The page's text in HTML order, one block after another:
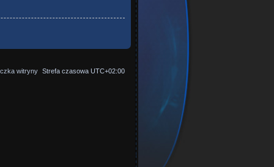
Strefa czasowa UTC+02:00
witryny